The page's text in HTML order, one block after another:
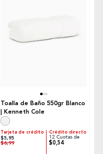
Toalla de Baño 550gr Blanco
| Kenneth Cole
Tarjeta de crédito
$5,95
$6,99
Crédito directo
12 Cuotas de
$0,54